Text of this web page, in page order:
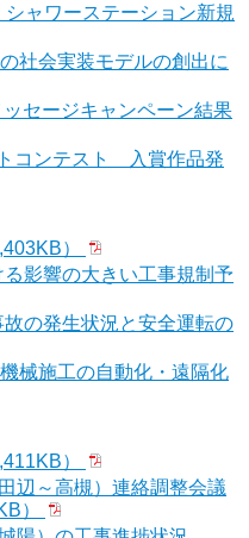
ャワーステーション新規
社会実装モデルの創出に
セージキャンペーン結果
コンテスト 入賞作品発
）
影響の大きい工事規制予
の発生状況と安全運転の
械施工の自動化・遠隔化
）
辺～高槻）連絡調整会議
）